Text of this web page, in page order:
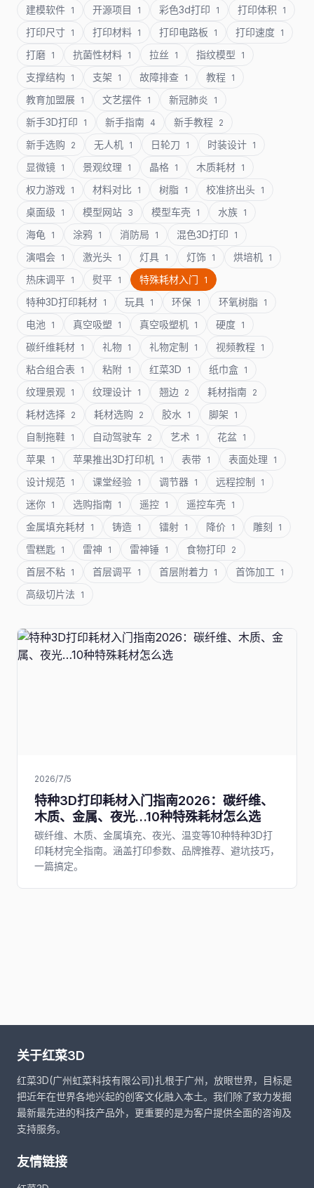
建模软件 1 开源项目 1 彩色3d打印 1 打印体积 1
打印尺寸 1 打印材料 1 打印电路板 1 打印速度 1
打磨 1 抗菌性材料 1 拉丝 1 指纹模型 1
支撑结构 1 支架 1 故障排查 1 教程 1
教育加盟展 1 文艺摆件 1 新冠肺炎 1
新手3D打印 1 新手指南 4 新手教程 2
新手选购 2 无人机 1 日轮刀 1 时装设计 1
显微镜 1 景观纹理 1 晶格 1 木质耗材 1
权力游戏 1 材料对比 1 树脂 1 校准挤出头 1
桌面级 1 模型网站 3 模型车壳 1 水族 1
海龟 1 涂鸦 1 消防局 1 混色3D打印 1
演唱会 1 激光头 1 灯具 1 灯饰 1 烘培机 1
热床调平 1 熨平 1 特殊耗材入门 1
特种3D打印耗材 1 玩具 1 环保 1 环氧树脂 1
电池 1 真空吸塑 1 真空吸塑机 1 硬度 1
碳纤维耗材 1 礼物 1 礼物定制 1 视频教程 1
粘合组合表 1 粘附 1 红菜3D 1 纸巾盒 1
纹理景观 1 纹理设计 1 翘边 2 耗材指南 2
耗材选择 2 耗材选购 2 胶水 1 脚架 1
自制拖鞋 1 自动驾驶车 2 艺术 1 花盆 1
苹果 1 苹果推出3D打印机 1 表带 1 表面处理 1
设计规范 1 课堂经验 1 调节器 1 远程控制 1
迷你 1 选购指南 1 遥控 1 遥控车壳 1
金属填充耗材 1 铸造 1 镭射 1 降价 1 雕刻 1
雪糕匙 1 雷神 1 雷神锤 1 食物打印 2
首层不粘 1 首层调平 1 首层附着力 1 首饰加工 1
高级切片法 1
2026/7/5
特种3D打印耗材入门指南2026：碳纤维、
木质、金属、夜光…10种特殊耗材怎么选
碳纤维、木质、金属填充、夜光、温变等10种特种3D打
印耗材完全指南。涵盖打印参数、品牌推荐、避坑技巧，
一篇搞定。
关于红菜3D
红菜3D(广州虹菜科技有限公司)扎根于广州，放眼世界，目标是
把近年在世界各地兴起的创客文化融入本土。我们除了致力发掘
最新最先进的科技产品外，更重要的是为客户提供全面的咨询及
支持服务。
友情链接